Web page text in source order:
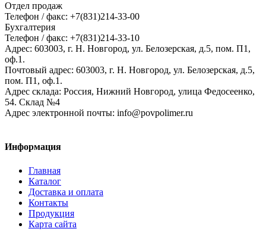
Отдел продаж
Телефон / факс: +7(831)214-33-00
Бухгалтерия
Телефон / факс: +7(831)214-33-10
Адрес: 603003, г. Н. Новгород, ул. Белозерская, д.5, пом. П1,
оф.1.
Почтовый адрес: 603003, г. Н. Новгород, ул. Белозерская, д.5,
пом. П1, оф.1.
Адрес склада: Россия, Нижний Новгород, улица Федосеенко,
54. Склад №4
Адрес электронной почты: info@povpolimer.ru
Информация
Главная
Каталог
Доставка и оплата
Контакты
Продукция
Карта сайта